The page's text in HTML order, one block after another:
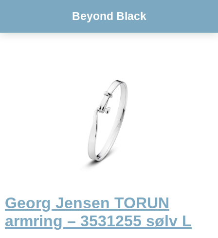
Beyond Black
Georg Jensen TORUN
armring – 3531255 sølv L